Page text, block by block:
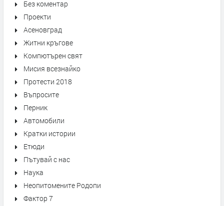
Без коментар
Проекти
Асеновград
Житни кръгове
Компютърен свят
Мисия всезнайко
Протести 2018
Въпросите
Перник
Автомобили
Кратки истории
Етюди
Пътувай с нас
Наука
Неопитомените Родопи
Фактор 7